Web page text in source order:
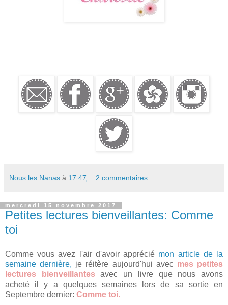
Nous les Nanas à 17:47 2 commentaires:
mercredi 15 novembre 2017
Petites lectures bienveillantes: Comme
toi
Comme vous avez l'air d'avoir apprécié mon article de la
semaine dernière, je réitère aujourd'hui avec mes petites
lectures bienveillantes avec un livre que nous avons
acheté il y a quelques semaines lors de sa sortie en
Septembre dernier: Comme toi.